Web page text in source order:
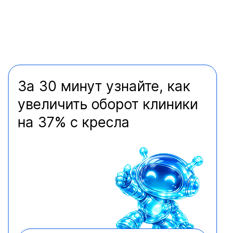
За 30 минут узнайте, как
увеличить оборот клиники
на 37% с кресла